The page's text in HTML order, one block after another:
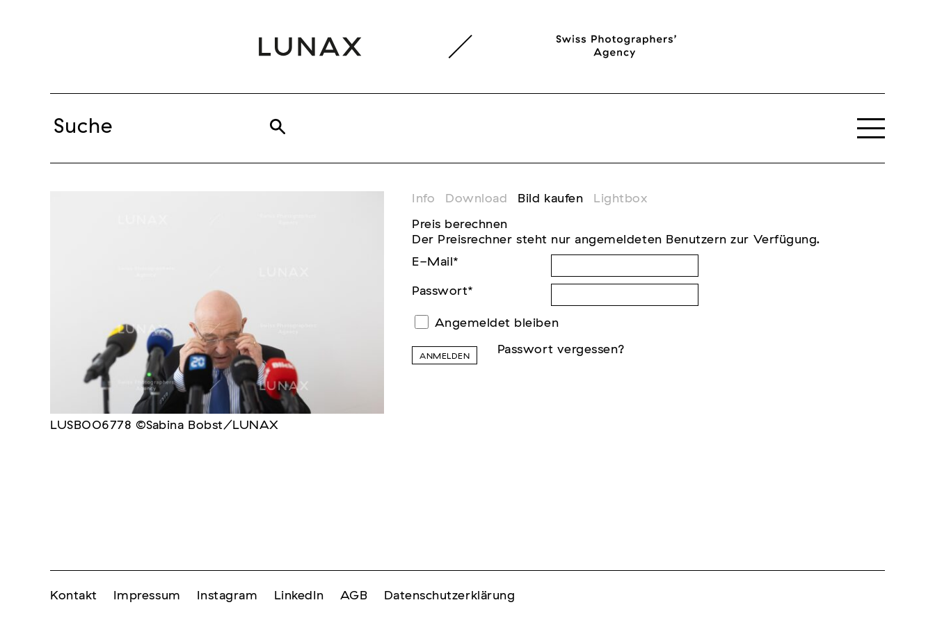
LUSB006778 ©Sabina Bobst/LUNAX
Info Download Bild kaufen Lightbox
Preis berechnen
Der Preisrechner steht nur angemeldeten Benutzern zur Verfügung.
E-Mail *
Passwort*
Angemeldet bleiben
ANMELDEN Passwort vergessen?
Kontakt Impressum Instagram LinkedIn AGB Datenschutzerklärung